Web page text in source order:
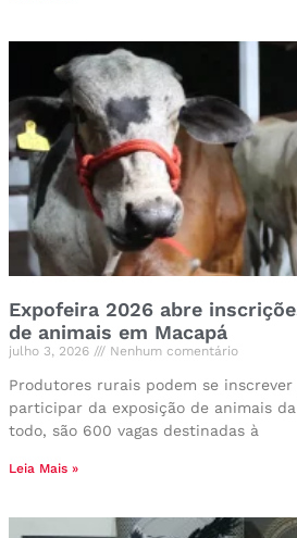
Expofeira 2026 abre
de animais em Macapá
julho 3, 2026 Nenhum comentário
Produtores rurais podem se
participar da exposição de animais
todo, são 600 vagas destinadas à
Leia Mais »